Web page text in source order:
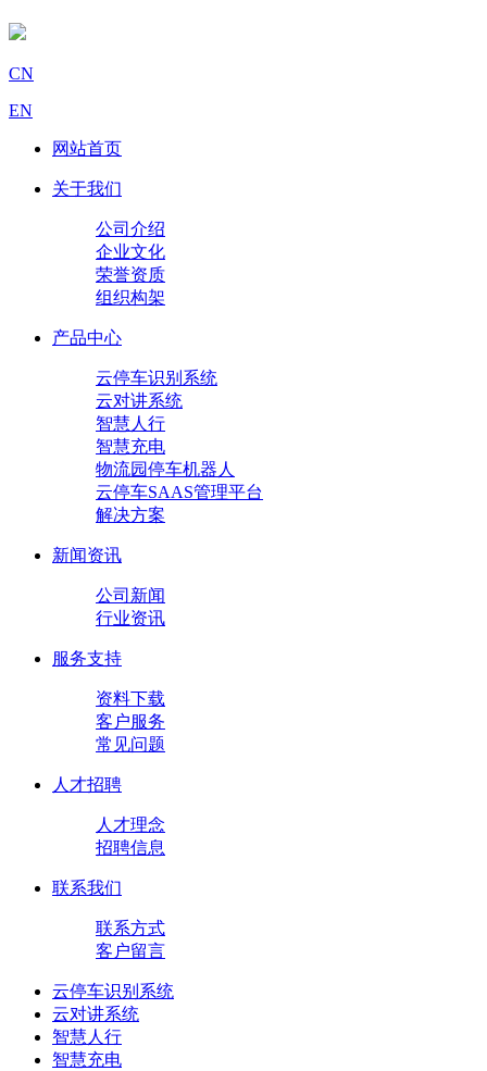
CN
EN
网站首页
关于我们
公司介绍
企业文化
荣誉资质
组织构架
产品中心
云停车识别系统
云对讲系统
智慧人行
智慧充电
物流园停车机器人
云停车SAAS管理平台
解决方案
新闻资讯
公司新闻
行业资讯
服务支持
资料下载
客户服务
常见问题
人才招聘
人才理念
招聘信息
联系我们
联系方式
客户留言
云停车识别系统
云对讲系统
智慧人行
智慧充电